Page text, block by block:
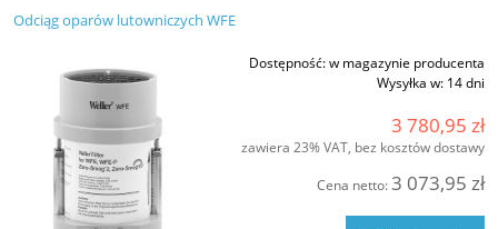
Odciąg oparów lutowniczych WFE
Dostępność:w magazynie producenta
Wysyłka w: 14 dni
3 780,95 zł
zawiera 23% VAT, bez kosztów dostawy
Cena netto:3 073,95 zł